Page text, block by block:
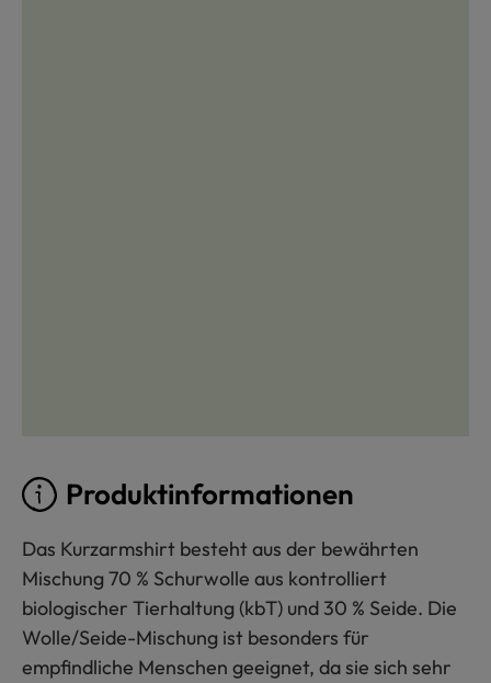
Produktinformationen
Das Kurzarmshirt besteht aus der bewährten
Mischung 70 % Schurwolle aus kontrolliert
biologischer Tierhaltung (kbT) und 30 % Seide. Die
Wolle/Seide-Mischung ist besonders für
empfindliche Menschen geeignet, da sie sich sehr